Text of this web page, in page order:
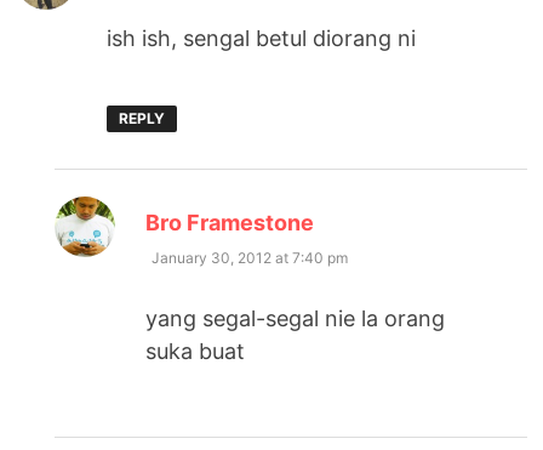
ish ish, sengal betul diorang ni
REPLY
Bro Framestone
January 30, 2012 at 7:40 pm
yang segal-segal nie la orang
suka buat